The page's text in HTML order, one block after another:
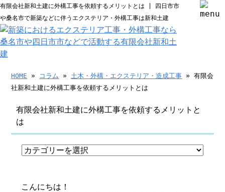
有限会社新和土建に外構工事を依頼するメリットとは | 四日市市
や桑名市で新築などに伴うエクステリア・外構工事は新和土建
HOME » コラム »土木・外構・エクステリア・造成工事 » 有限会
社新和土建に外構工事を依頼するメリットとは
有限会社新和土建に外構工事を依頼するメリットと
は
こんにちは！